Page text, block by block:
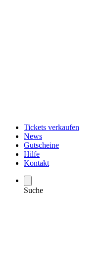
Tickets verkaufen
News
Gutscheine
Hilfe
Kontakt
Suche